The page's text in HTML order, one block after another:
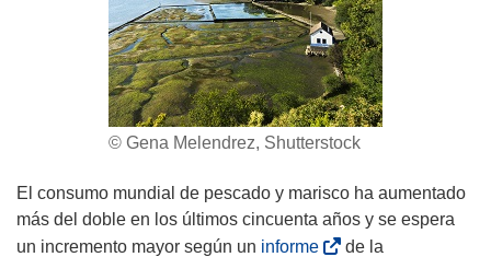
© Gena Melendrez, Shutterstock
El consumo mundial de pescado y marisco ha aumentado
más del doble en los últimos cincuenta años y se espera
un incremento mayor según un informe(
de la